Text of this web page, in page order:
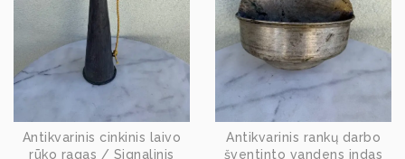
Antikvarinis cinkinis laivo
rūko ragas / Signalinis
Antikvarinis rankų darbo
šventinto vandens indas